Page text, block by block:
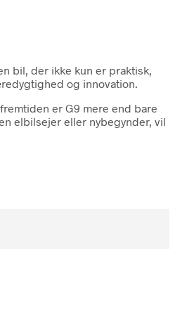
bil, der ikke kun er praktisk,
og innovation.
er G9 mere end bare
elbilsejer eller nybegynder, vil